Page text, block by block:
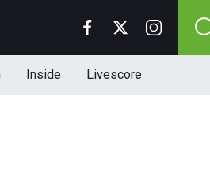
Inside Livescore